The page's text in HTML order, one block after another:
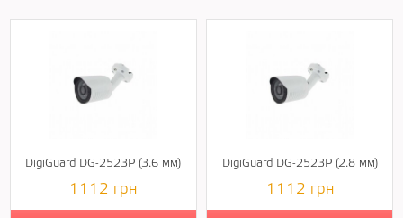
DigiGuard DG-2523P (3.6 мм)
1112 грн
DigiGuard DG-2523P (2.8 мм)
1112 грн